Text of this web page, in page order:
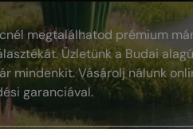
megtalálhatod prémium
Üzletünk a Budai
mindenkit. Vásárolj nálunk
garanciával.